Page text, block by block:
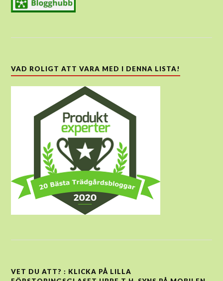
VAD ROLIGT ATT VARA MED I DENNA LISTA!
VET DU ATT? : KLICKA PÅ LILLA